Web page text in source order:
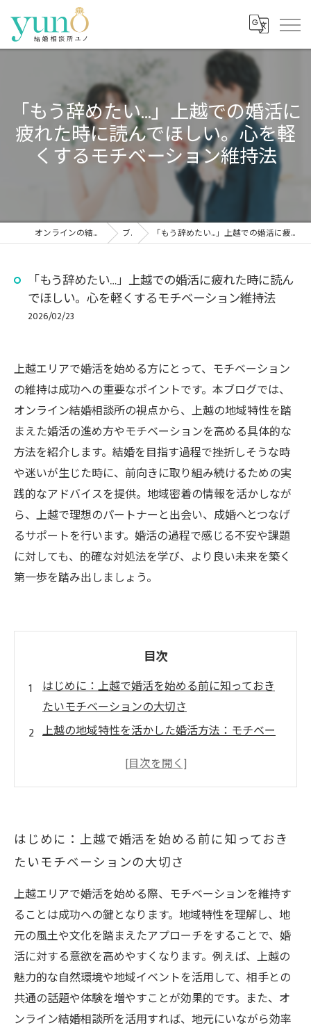
「もう辞めたい…」上越での婚活に
疲れた時に読んでほしい。心を軽
くするモチベーション維持法
オンラインの結婚相談所なら結婚相談所ユノ ブログ 「もう辞めたい…」上越での婚活に疲れた時に読んでほしい。心を軽くするモチベーション維持法
「もう辞めたい…」上越での婚活に疲れた時に読ん
でほしい。心を軽くするモチベーション維持法
2026/02/23
上越エリアで婚活を始める方にとって、モチベーション
の維持は成功への重要なポイントです。本ブログでは、
オンライン結婚相談所の視点から、上越の地域特性を踏
まえた婚活の進め方やモチベーションを高める具体的な
方法を紹介します。結婚を目指す過程で挫折しそうな時
や迷いが生じた時に、前向きに取り組み続けるための実
践的なアドバイスを提供。地域密着の情報を活かしなが
ら、上越で理想のパートナーと出会い、成婚へとつなげ
るサポートを行います。婚活の過程で感じる不安や課題
に対しても、的確な対処法を学び、より良い未来を築く
第一歩を踏み出しましょう。
目次
はじめに：上越で婚活を始める前に知っておき
たいモチベーションの大切さ
上越の地域特性を活かした婚活方法：モチベー
活を続けるための心構え
理想のパートナーと出会い、成婚へ：上越で幸
せを掴む婚活成功ストーリー
上越で婚活を成功させるための最新オンライン
結婚相談所のサービス紹介
モチベーションを維持して未来を変える！上越
婚活者への実践アドバイス
はじめに：上越で婚活を始める前に知っておき
たいモチベーションの大切さ
上越エリアで婚活を始める際、モチベーションを維持す
ることは成功への鍵となります。地域特性を理解し、地
元の風土や文化を踏まえたアプローチをすることで、婚
活に対する意欲を高めやすくなります。例えば、上越の
魅力的な自然環境や地域イベントを活用して、相手との
共通の話題や体験を増やすことが効果的です。また、オ
ンライン結婚相談所を活用すれば、地元にいながら効率